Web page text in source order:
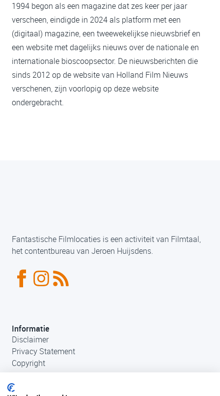
1994 begon als een magazine dat zes keer per jaar
verscheen, eindigde in 2024 als platform met een
(digitaal) magazine, een tweewekelijkse nieuwsbrief en
een website met dagelijks nieuws over de nationale en
internationale bioscoopsector. De nieuwsberichten die
sinds 2012 op de website van Holland Film Nieuws
verschenen, zijn voorlopig op deze website
ondergebracht.
Fantastische Filmlocaties is een activiteit van Filmtaal,
het contentbureau van Jeroen Huijsdens.
Informatie
Disclaimer
Privacy Statement
Copyright